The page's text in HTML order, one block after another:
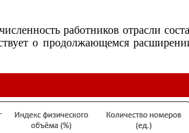
работников отрасли
о продолжающемся